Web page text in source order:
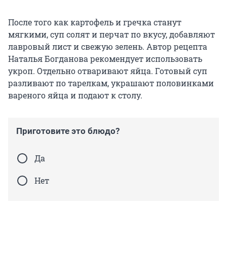
После того как картофель и гречка станут
мягкими, суп солят и перчат по вкусу, добавляют
лавровый лист и свежую зелень. Автор рецепта
Наталья Богданова рекомендует использовать
укроп. Отдельно отваривают яйца. Готовый суп
разливают по тарелкам, украшают половинками
вареного яйца и подают к столу.
Приготовите это блюдо?
Да
Нет